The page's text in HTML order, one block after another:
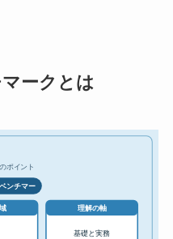
ークとは
ポイント
ンチマー
理解の軸
基礎と実務